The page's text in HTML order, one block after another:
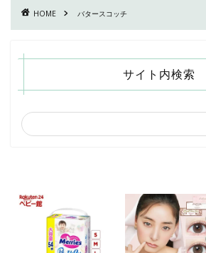
HOME バタースコッチ
サイト内検索